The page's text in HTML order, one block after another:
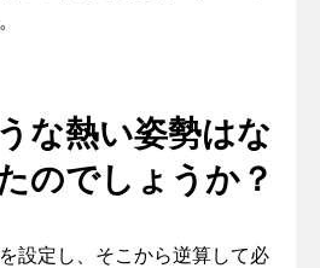
な熱い姿勢はな
のでしょうか？
設定し、そこから逆算して必